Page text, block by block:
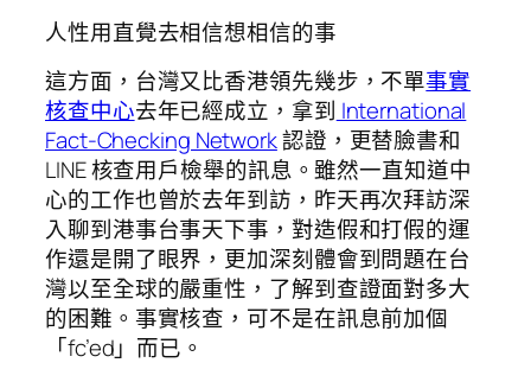
人性用直覺去相信想相信的事
這方面，台灣又比香港領先幾步，不單事實
核查中心去年已經成立，拿到 International
Fact-Checking Network認證，更替臉書和
LINE 核查用戶檢舉的訊息。雖然一直知道中
心的工作也曾於去年到訪，昨天再次拜訪深
入聊到港事台事天下事，對造假和打假的運
作還是開了眼界，更加深刻體會到問題在台
灣以至全球的嚴重性，了解到查證面對多大
的困難。事實核查，可不是在訊息前加個
「fc’ed」而已。